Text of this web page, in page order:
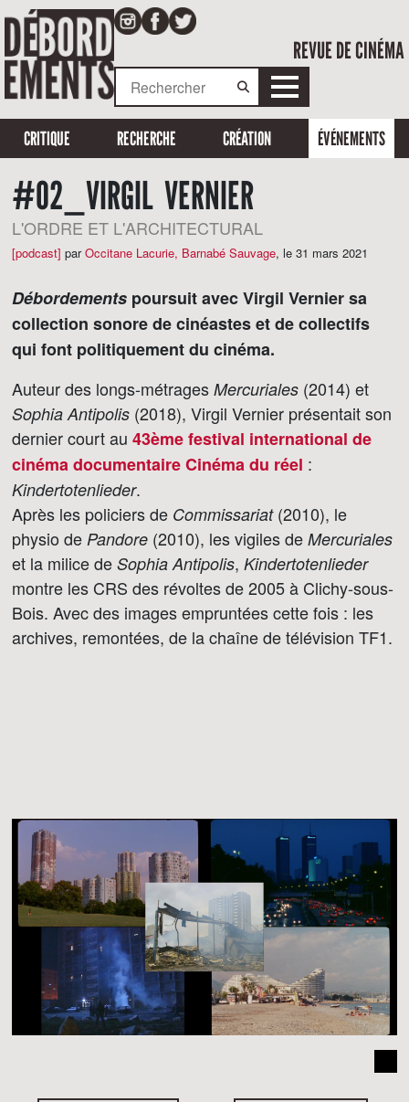
REVUE DE CINÉMA
CRITIQUE RECHERCHE CRÉATION ÉVÉNEMENTS
#02_VIRGIL VERNIER
L'ORDRE ET L'ARCHITECTURAL
[podcast] parOccitane Lacurie, Barnabé Sauvage, le 31 mars 2021
Débordements poursuit avec Virgil Vernier sa
collection sonore de cinéastes et de collectifs
qui font politiquement du cinéma.
Auteur des longs-métrages Mercuriales (2014) et
Sophia Antipolis (2018), Virgil Vernier présentait son
dernier court au 43ème festival international de
cinéma documentaire Cinéma du réel :
Kindertotenlieder.
Après les policiers de Commissariat(2010), le
physio de Pandore (2010), les vigiles de Mercuriales
et la milice de Sophia Antipolis, Kindertotenlieder
montre les CRS des révoltes de 2005 à Clichy-sous-
Bois. Avec des images empruntées cette fois : les
archives, remontées, de la chaîne de télévision TF1.